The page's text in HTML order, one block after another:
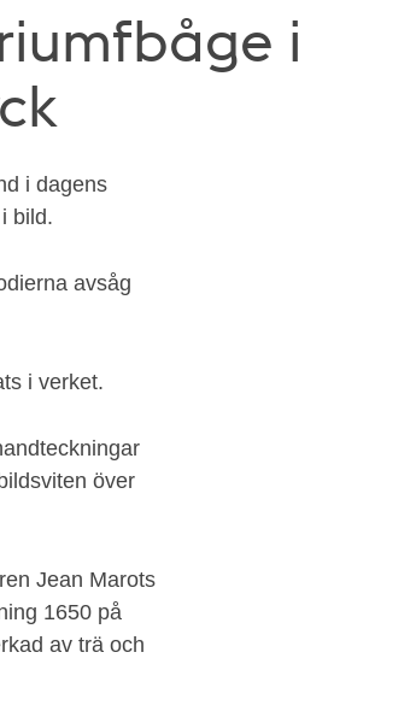
i
i dagens
bild.
avsåg
i verket.
över
Jean Marots
1650 på
av trä och